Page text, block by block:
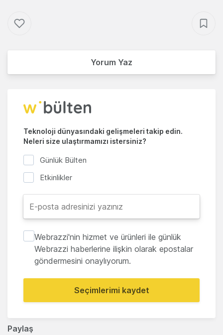
Paylaş
Yorum Yaz
Teknoloji dünyasındaki gelişmeleri takip edin.
Neleri size ulaştırmamızı istersiniz?
Günlük Bülten
Etkinlikler
Webrazzi'nin hizmet ve ürünleri ile günlük
Webrazzi haberlerine ilişkin olarak epostalar
göndermesini onaylıyorum.
Seçimlerimi kaydet